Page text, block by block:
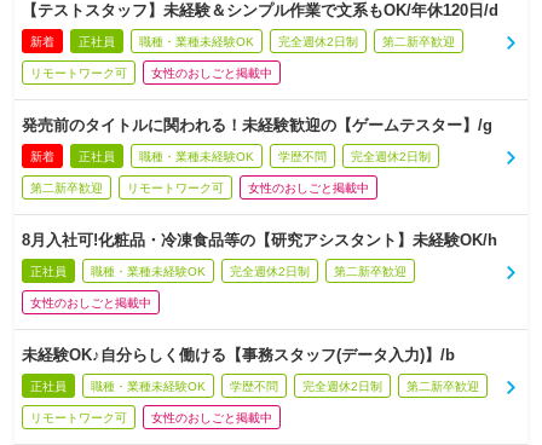
【テストスタッフ】未経験＆シンプル作業で文系もOK/年休120日/d
新着 正社員 職種・業種未経験OK 完全週休2日制 第二新卒歓迎
リモートワーク可 女性のおしごと掲載中
発売前のタイトルに関われる！未経験歓迎の【ゲームテスター】/g
新着 正社員 職種・業種未経験OK 学歴不問 完全週休2日制
第二新卒歓迎 リモートワーク可 女性のおしごと掲載中
8月入社可!化粧品・冷凍食品等の【研究アシスタント】未経験OK/h
正社員 職種・業種未経験OK 完全週休2日制 第二新卒歓迎
女性のおしごと掲載中
未経験OK♪自分らしく働ける【事務スタッフ(データ入力)】/b
正社員 職種・業種未経験OK 学歴不問 完全週休2日制 第二新卒歓迎
リモートワーク可 女性のおしごと掲載中